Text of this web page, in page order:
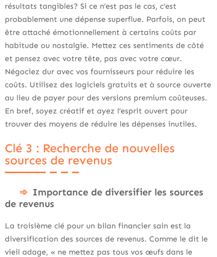
résultats tangibles? Si ce n’est pas le cas, c’est
probablement une dépense superflue. Parfois, on peut
être attaché émotionnellement à certains coûts par
habitude ou nostalgie. Mettez ces sentiments de côté
et pensez avec votre tête, pas avec votre cœur.
Négociez dur avec vos fournisseurs pour réduire les
coûts. Utilisez des logiciels gratuits et à source ouverte
au lieu de payer pour des versions premium coûteuses.
En bref, soyez créatif et ayez l’esprit ouvert pour
trouver des moyens de réduire les dépenses inutiles.
Clé 3 : Recherche de nouvelles
sources de revenus
Importance de diversifier les sources
de revenus
La troisième clé pour un bilan financier sain est la
diversification des sources de revenus. Comme le dit le
vieil adage, « ne mettez pas tous vos œufs dans le